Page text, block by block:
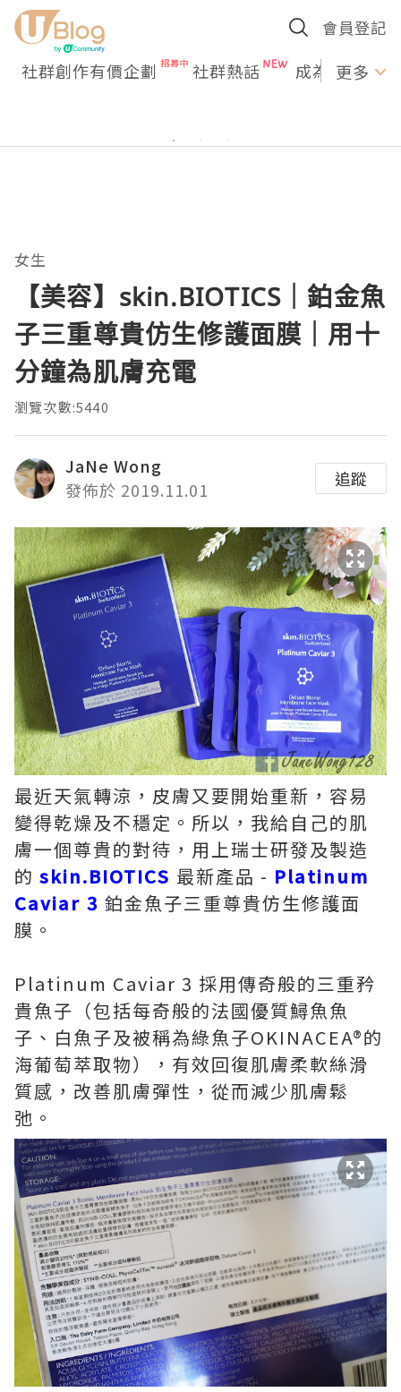
會員登記
社群創作有價企劃 社群熱話 成為U更多
女生
【美容】skin.BIOTICS｜鉑金魚
子三重尊貴仿生修護面膜｜用十
分鐘為肌膚充電
瀏覽次數:5440
JaNe Wong
發佈於 2019.11.01
追蹤
最近天氣轉涼，皮膚又要開始重新，容易
變得乾燥及不穩定。所以，我給自己的肌
膚一個尊貴的對待，用上瑞士研發及製造
的 skin.BIOTICS 最新產品 - Platinum
Caviar 3 鉑金魚子三重尊貴仿生修護面
膜。
​Platinum Caviar 3 採用傳奇般的三重矜
貴魚子（包括每奇般的法國優質鱘魚魚
子、白魚子及被稱為綠魚子OKINACEA®的
海葡萄萃取物），有效回復肌膚柔軟絲滑
質感，改善肌膚彈性，從而減少肌膚鬆
弛。